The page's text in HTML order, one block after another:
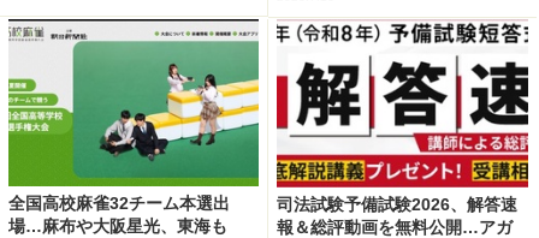
全国高校麻雀32チーム本選出
場…麻布や大阪星光、東海も
司法試験予備試験2026、解答速
報＆総評動画を無料公開…アガ